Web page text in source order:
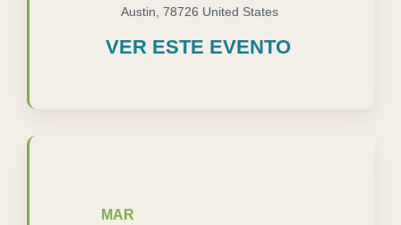
Austin 78726 United States
VER ESTE EVENTO
MAR